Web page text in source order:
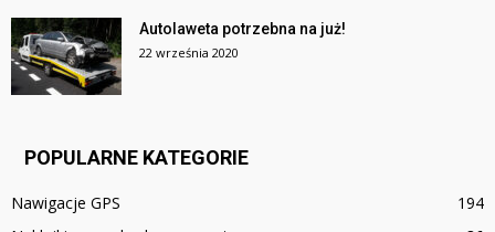
Autolaweta potrzebna na już!
22 września 2020
POPULARNE KATEGORIE
Nawigacje GPS
194